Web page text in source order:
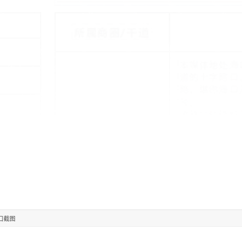
截图